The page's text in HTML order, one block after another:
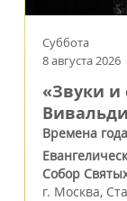
Суббота
8 августа 2026
«Звуки и
Времена года
Собор
г. Москва,